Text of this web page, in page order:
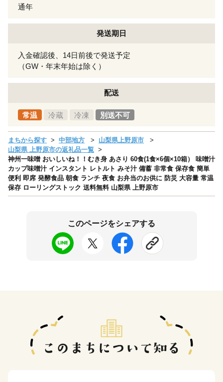
通年
発送期日
入金確認後、14日前後で発送予定
（GW・年末年始は除く）
配送
常温 冷蔵 冷凍 別送不可
まちから探す 中部地方
山梨県上野原市
山梨県 上野原市の返礼品一覧
神州一味噌 おいしいね！！むき身 あさり 60食(1食×6個×10箱） 味噌汁
カップ味噌汁 インスタント レトルト みそ汁 備蓄 非常食 保存食 簡単
便利 即席 発酵食品 朝食 ランチ 夜食 お弁当のお供に 防災 大容量 常温
保存 ローリングストック 送料無料 山梨県 上野原市
このページをシェアする